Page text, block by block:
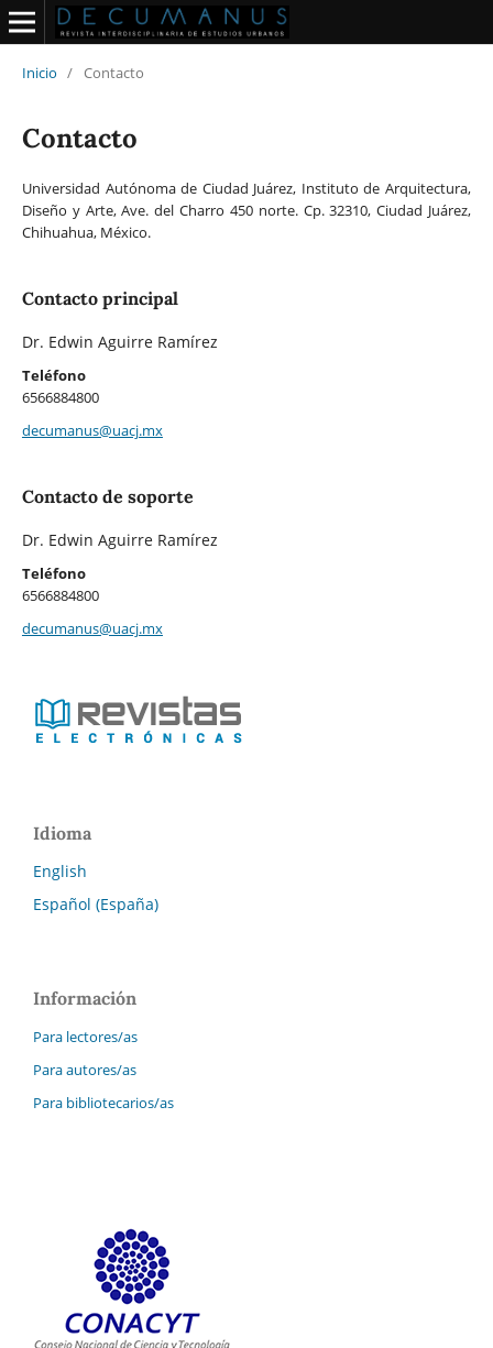
Inicio / Contacto
Contacto
Universidad Autónoma de Ciudad Juárez, Instituto de Arquitectura,
Diseño y Arte, Ave. del Charro 450 norte. Cp. 32310, Ciudad Juárez,
Chihuahua, México.
Contacto principal
Dr. Edwin Aguirre Ramírez
Teléfono
6566884800
decumanus@uacj.mx
Contacto de soporte
Dr. Edwin Aguirre Ramírez
Teléfono
6566884800
decumanus@uacj.mx
Idioma
English
Español (España)
Información
Para lectores/as
Para autores/as
Para bibliotecarios/as